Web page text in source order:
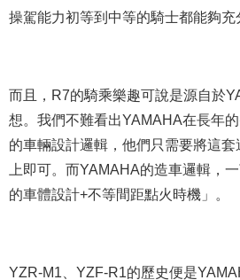
操駕能力初等到中等的騎士都能夠充
而且，R7的騎乘樂趣可說是源自於
想。我們不難看出YAMAHA在長年
的車輛設計邏輯，他們只需要將這
上即可。而YAMAHA的造車邏輯，
的車體設計+不等間距點火時機」。
YZR-M1、YZF-R1的歷史便是